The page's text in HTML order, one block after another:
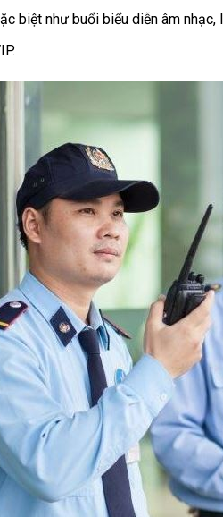
biệt như buổi biểu diễn âm nhạc,